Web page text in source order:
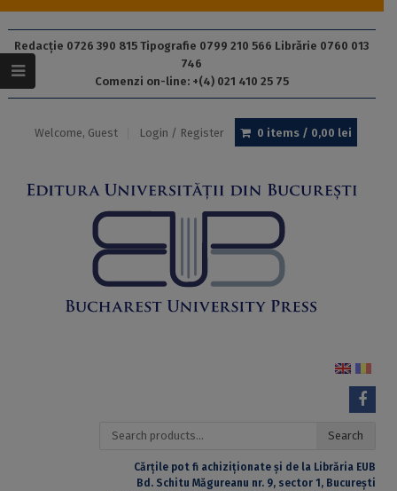
Redacție 0726 390 815 Tipografie 0799 210 566 Librărie 0760 013
746
Comenzi on-line: +(4) 021 410 25 75
Welcome, Guest Login / Register 0 items / 0,00 lei
Search
Search
Cărțile pot fi achiziționate și de la Librăria EUB
Bd. Schitu Măgureanu nr. 9, sector 1, București